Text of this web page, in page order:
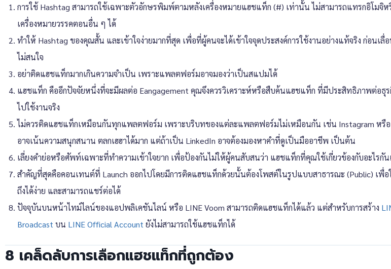
การใช้ Hashtag สามารถใช้เฉพาะตัวอักษรพิมพ์ตามหลังเครื่องหมายแฮชแท็ก (#) เท่านั้น ไม่สามารถแทรกอิโมจิห
เครื่องหมายวรรคตอนอื่น ๆ ได้
ทำให้ Hashtag ของคุณสั้น และเข้าใจง่ายมากที่สุด เพื่อที่ผู้คนจะได้เข้าใจจุดประสงค์การใช้งานอย่างแท้จริง ก่อนเลื่
ไม่สนใจ
อย่าติดแฮชแท็กมากเกินความจำเป็น เพราะแพลตฟอร์มอาจมองว่าเป็นสแปมได้
แฮชแท็ก คืออีกปัจจัยหนึ่งที่จะมีผลต่อ Eangagement คุณจึงควรวิเคราะห์หรือสืบค้นแฮชแท็ก ที่มีประสิทธิภาพต่อธุร
ไปใช้งานจริง
ไม่ควรติดแฮชแท็กเหมือนกันทุกแพลตฟอร์ม เพราะบริบทของแต่ละแพลตฟอร์มไม่เหมือนกัน เช่น Instagram หรือ
อาจเน้นความสนุกสนาน ตลกเฮฮาได้มาก แต่ถ้าเป็น LinkedIn อาจต้องมองหาคำที่ดูเป็นมืออาชีพ เป็นต้น
เลี่ยงคำย่อหรือศัพท์เฉพาะที่ทำความเข้าใจยาก เพื่อป้องกันไม่ให้ผู้คนสับสนว่า แฮชแท็กที่คุณใช้เกี่ยวข้องกับอะไรกั
สำคัญที่สุดคือคอนเทนต์ที่ Launch ออกไปโดยมีการติดแฮชแท็กด้วยนั้นต้องโพสต์ในรูปแบบสาธารณะ (Public) เพื่อ
ถึงได้ง่าย และสามารถแชร์ต่อได้
ปัจจุบันบนหน้าไทม์ไลน์ของแอปพลิเคชันไลน์ หรือ LINE Voom สามารถติดแฮชแท็กได้แล้ว แต่สำหรับการสร้าง
Broadcast บน LINE Official Account ยังไม่สามารถใช้แฮชแท็กได้
8 เคล็ดลับการเลือกแฮชแท็กที่ถูกต้อง